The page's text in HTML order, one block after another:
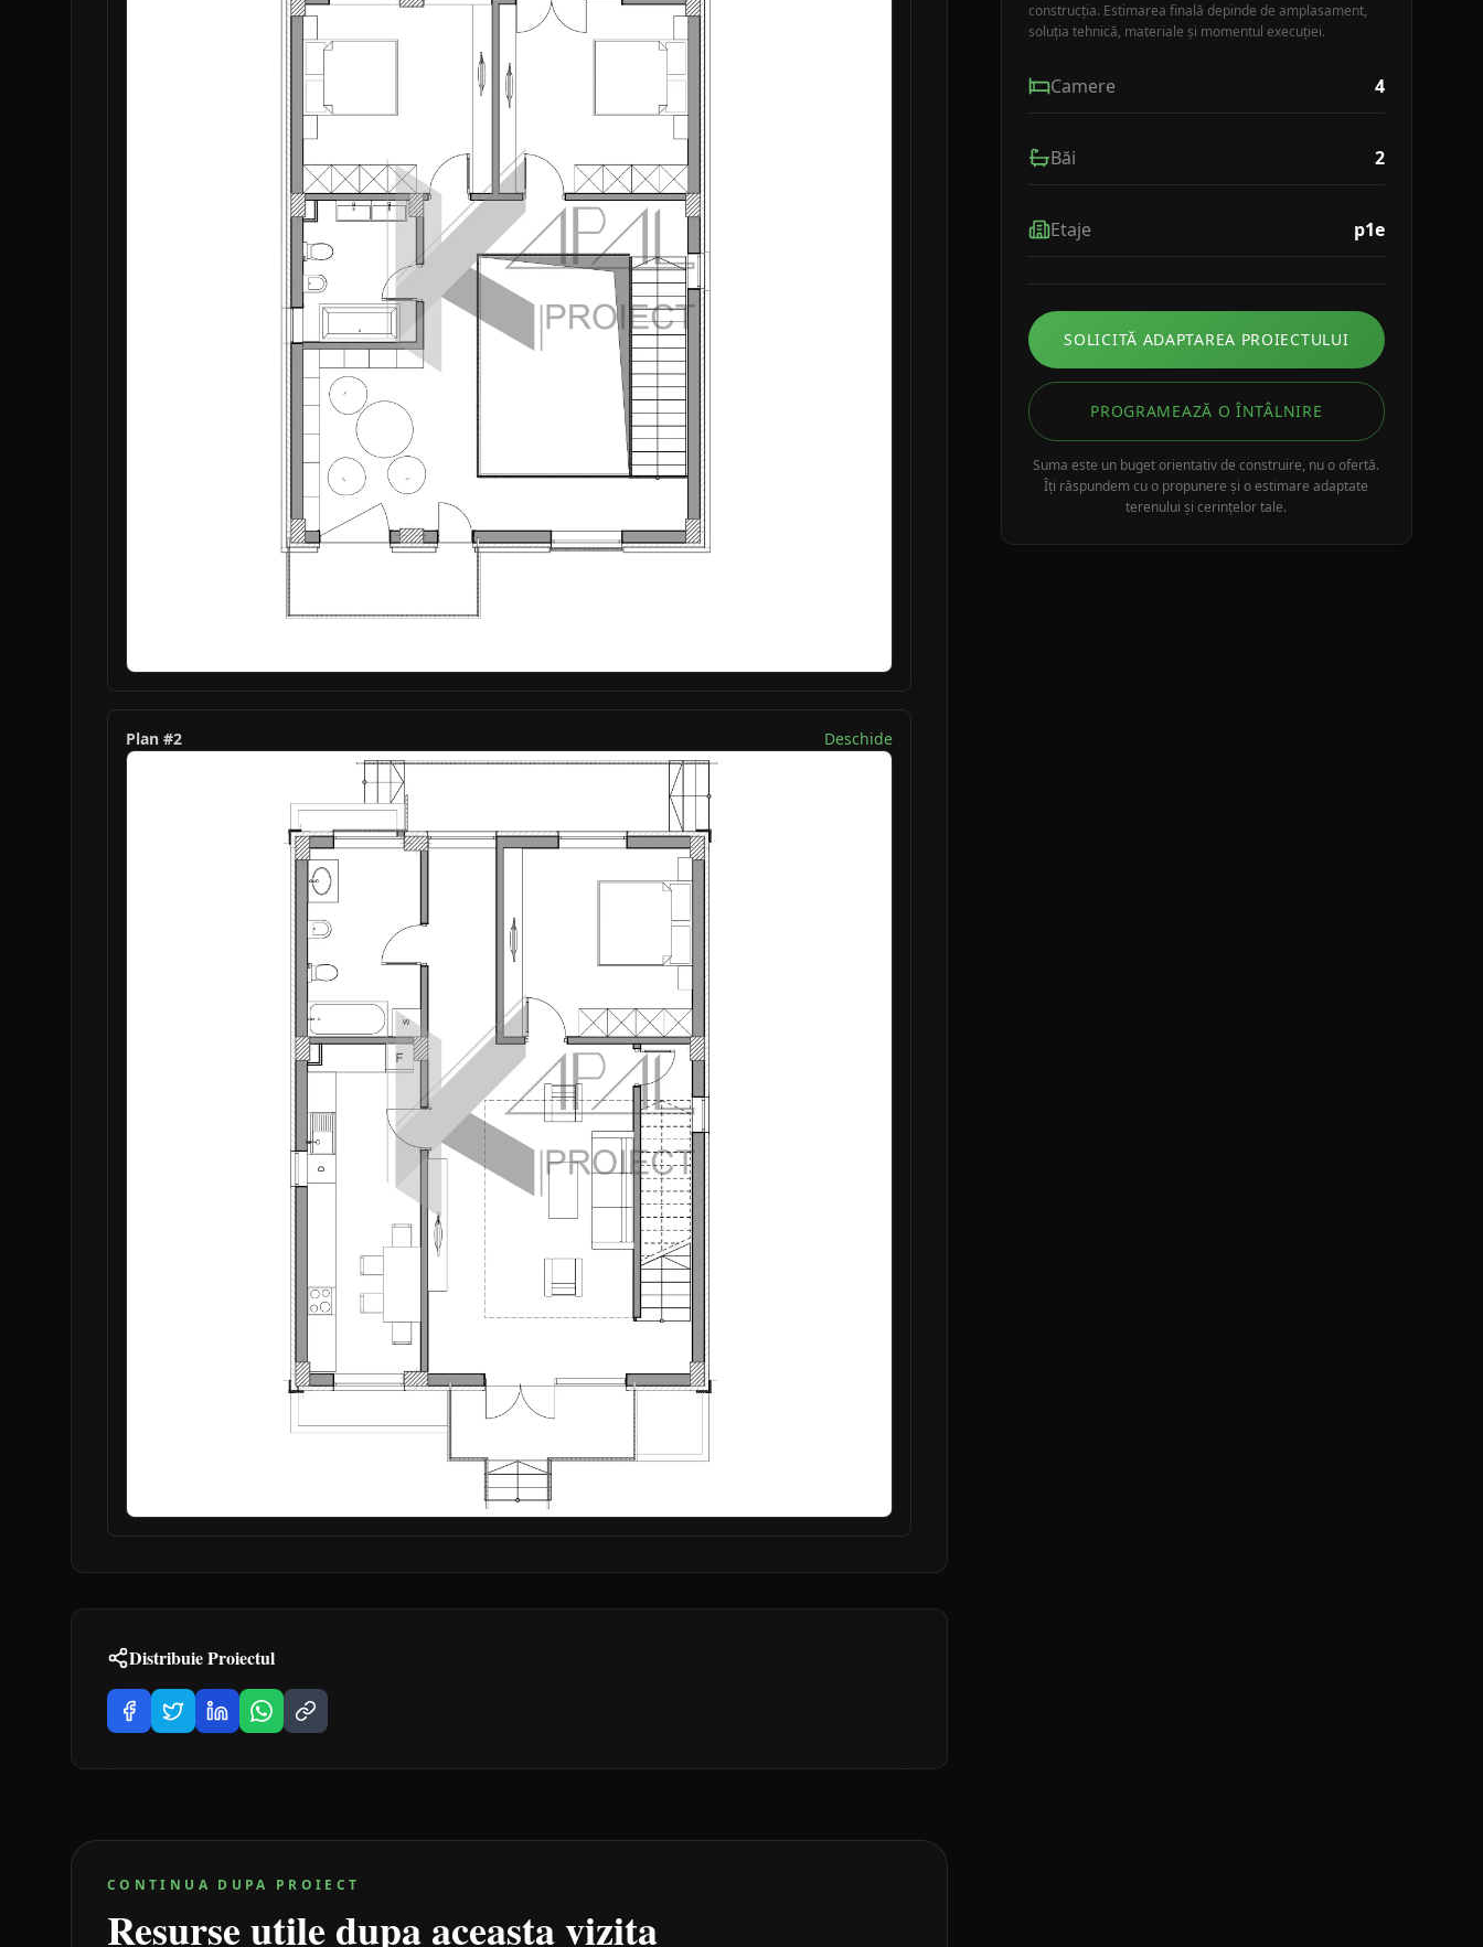
Plan #2 Deschide
Distribuie Proiectul
CONTINUA DUPA PROIECT
Resurse utile dupa aceasta vizita
construcția. Estimarea finală depinde de amplasament,
soluția tehnică, materiale și momentul execuției.
Camere 4
Băi 2
Etaje p1e
SOLICITĂ ADAPTAREA PROIECTULUI
PROGRAMEAZĂ O ÎNTÂLNIRE
Suma este un buget orientativ de construire, nu o ofertă.
Îți răspundem cu o propunere și o estimare adaptate
terenului și cerințelor tale.